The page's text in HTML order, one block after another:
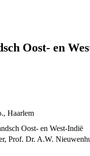
Oost- en
Haarlem
Oost- en West-Indië
Prof. Dr. A.W.